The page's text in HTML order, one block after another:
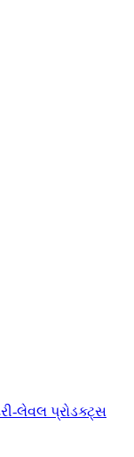
લેવલ પ્રોડક્ટ્સ